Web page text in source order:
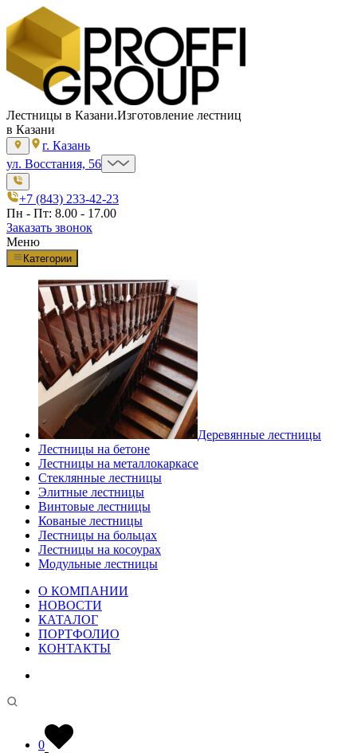
Лестницы в Казани.Изготовление лестниц
в Казани
г. Казань
ул. Восстания, 56
+7 (843) 233-42-23
Пн - Пт: 8.00 - 17.00
Заказать звонок
Меню
Категории
Деревянные лестницы
Лестницы на бетоне
Лестницы на металлокаркасе
Стеклянные лестницы
Элитные лестницы
Винтовые лестницы
Кованые лестницы
Лестницы на больцах
Лестницы на косоурах
Модульные лестницы
О КОМПАНИИ
НОВОСТИ
КАТАЛОГ
ПОРТФОЛИО
КОНТАКТЫ
0